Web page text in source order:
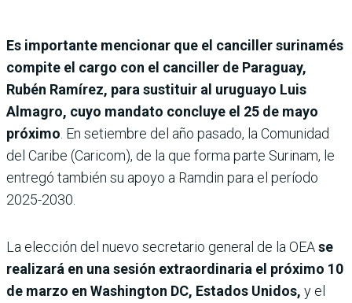
Es importante mencionar que el canciller surinamés
compite el cargo con el canciller de Paraguay,
Rubén Ramírez, para sustituir al uruguayo Luis
Almagro, cuyo mandato concluye el 25 de mayo
próximo . En setiembre del año pasado, la Comunidad
del Caribe (Caricom), de la que forma parte Surinam, le
entregó también su apoyo a Ramdin para el período
2025-2030.
La elección del nuevo secretario general de la OEAse
realizará en una sesión extraordinaria el próximo 10
de marzo en Washington DC, Estados Unidos, y el